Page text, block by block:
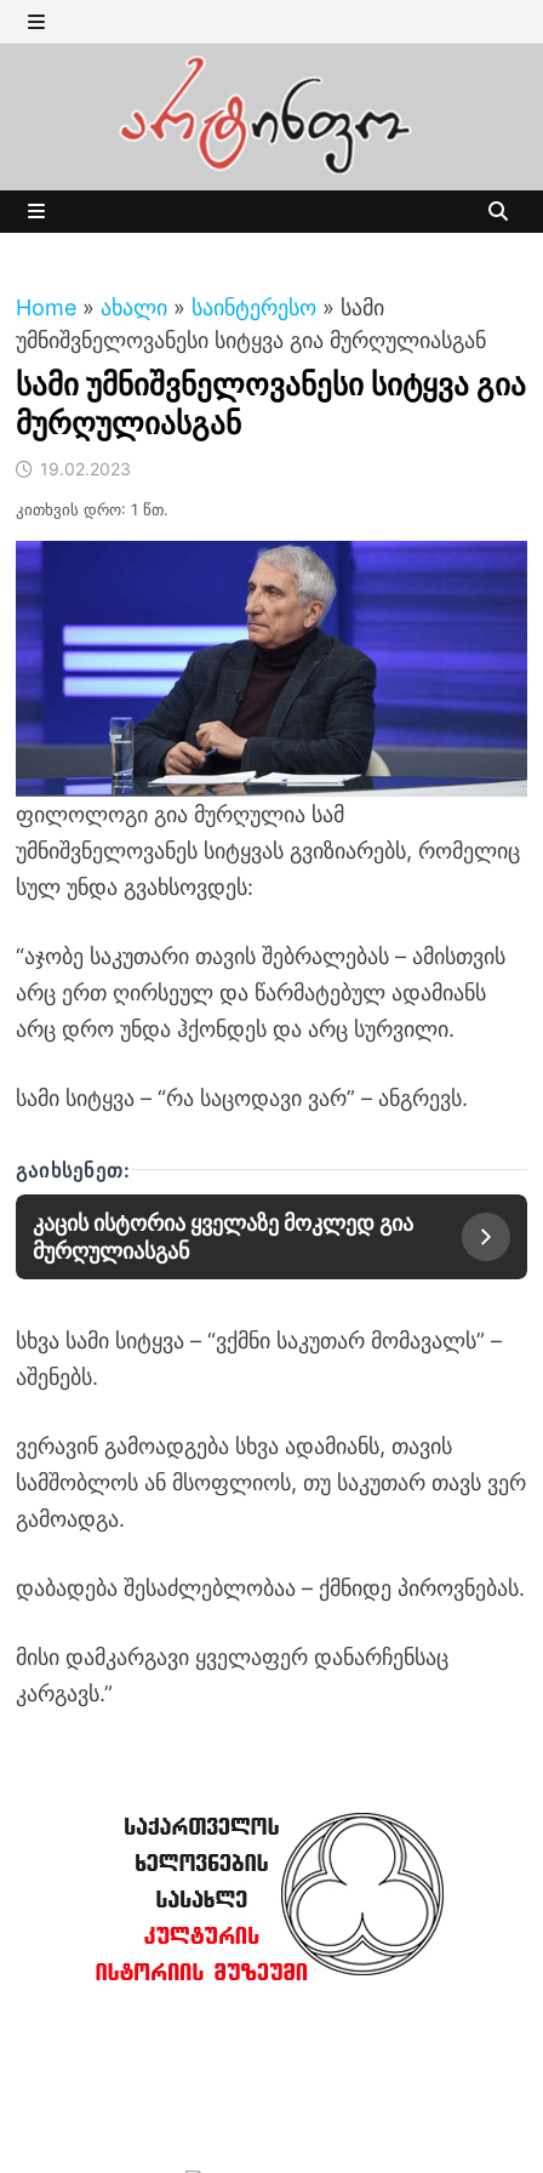
Skip
to MENU
Home » ახალი » საინტერესო » სამი
უმნიშვნელოვანესი სიტყვა გია მურღულიასგან
სამი უმნიშვნელოვანესი სიტყვა გია
მურღულიასგან
19.02.2023
კითხვის დრო: 1 წთ.
ფილოლოგი გია მურღულია სამ
უმნიშვნელოვანეს სიტყვას გვიზიარებს, რომელიც
სულ უნდა გვახსოვდეს:
“აჯობე საკუთარი თავის შებრალებას – ამისთვის
არც ერთ ღირსეულ და წარმატებულ ადამიანს
არც დრო უნდა ჰქონდეს და არც სურვილი.
სამი სიტყვა – “რა საცოდავი ვარ” – ანგრევს.
ᲒᲐᲘᲮᲡᲔᲜᲔᲗ:
კაცის ისტორია ყველაზე მოკლედ გია
მურღულიასგან
სხვა სამი სიტყვა – “ვქმნი საკუთარ მომავალს” –
აშენებს.
ვერავინ გამოადგება სხვა ადამიანს, თავის
სამშობლოს ან მსოფლიოს, თუ საკუთარ თავს ვერ
გამოადგა.
დაბადება შესაძლებლობაა – ქმნიდე პიროვნებას.
მისი დამკარგავი ყველაფერ დანარჩენსაც
კარგავს.”